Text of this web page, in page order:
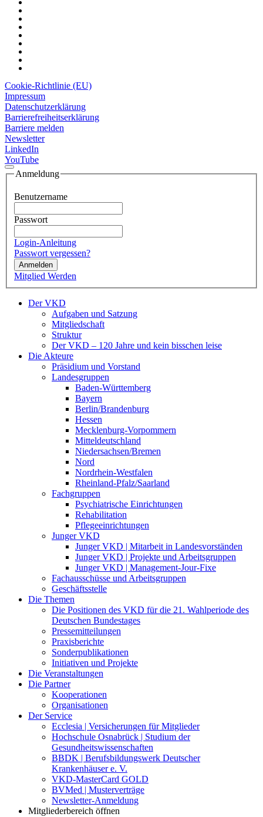
Cookie-Richtlinie (EU)
Impressum
Datenschutzerklärung
Barrierefreiheitserklärung
Barriere melden
Newsletter
LinkedIn
YouTube
Anmeldung
Benutzername
Passwort
Login-Anleitung
Passwort vergessen?
Anmelden
Mitglied Werden
Der VKD
Aufgaben und Satzung
Mitgliedschaft
Struktur
Der VKD – 120 Jahre und kein bisschen leise
Die Akteure
Präsidium und Vorstand
Landesgruppen
Baden-Württemberg
Bayern
Berlin/Brandenburg
Hessen
Mecklenburg-Vorpommern
Mitteldeutschland
Niedersachsen/Bremen
Nord
Nordrhein-Westfalen
Rheinland-Pfalz/Saarland
Fachgruppen
Psychiatrische Einrichtungen
Rehabilitation
Pflegeeinrichtungen
Junger VKD
Junger VKD | Mitarbeit in Landesvorständen
Junger VKD | Projekte und Arbeitsgruppen
Junger VKD | Management-Jour-Fixe
Fachausschüsse und Arbeitsgruppen
Geschäftsstelle
Die Themen
Die Positionen des VKD für die 21. Wahlperiode des
Deutschen Bundestages
Pressemitteilungen
Praxisberichte
Sonderpublikationen
Initiativen und Projekte
Die Veranstaltungen
Die Partner
Kooperationen
Organisationen
Der Service
Ecclesia | Versicherungen für Mitglieder
Hochschule Osnabrück | Studium der
Gesundheitswissenschaften
BBDK | Berufsbildungswerk Deutscher
Krankenhäuser e. V.
VKD-MasterCard GOLD
BVMed | Musterverträge
Newsletter-Anmeldung
Mitgliederbereich öffnen